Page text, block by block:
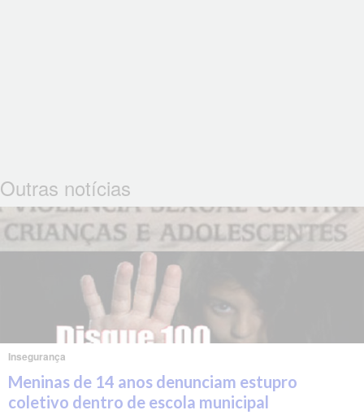
Outras notícias
Insegurança
Meninas de 14 anos denunciam estupro
coletivo dentro de escola municipal